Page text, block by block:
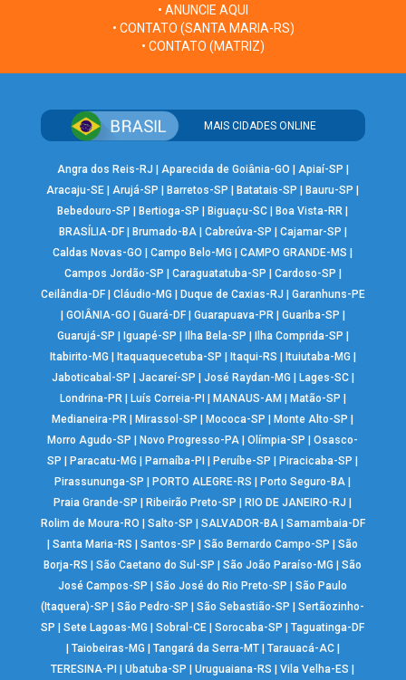
• ANUNCIE AQUI
• CONTATO (SANTA MARIA-RS)
• CONTATO (MATRIZ)
MAIS CIDADES ONLINE
Angra dos Reis-RJ Aparecida de Goiânia-GO Apiaí-SP
Aracaju-SE |Arujá-SP Barretos-SP Batatais-SP Bauru-SP
Bebedouro-SP
Bertioga-SP Biguaçu-SC Boa Vista-RR
BRASÍLIA-DF| Brumado-BA| Cabreúva-SP Cajamar-SP
Caldas Novas-GO
|Campo Belo-MG |CAMPO GRANDE-MS
Campos Jordão-SP
Caraguatatuba-SP Cardoso-SP
Ceilândia-DF| Cláudio-MG Duque de Caxias-RJ
Garanhuns-PE
GOIÂNIA-GO Guará-DF| Guarapuava-PR| Guariba-SP
Guarujá-SP
Iguapé-SP Ilha Bela-SP Ilha Comprida-SP
Itabirito-MG
Itaquaquecetuba-SP Itaqui-RS Ituiutaba-MG
Jaboticabal-SP
Jacareí-SP José Raydan-MG Lages-SC|
Londrina-PR| Luís Correia-PI MANAUS-AM Matão-SP
Medianeira-PR
Mirassol-SP Mococa-SP Monte Alto-SP
Morro Agudo-SP
Novo Progresso-PA |Olímpia-SP |Osasco-
SP
Paracatu-MG Parnaíba-PI Peruíbe-SP Piracicaba-SP
Pirassununga-SP
PORTO ALEGRE-RS Porto Seguro-BA
Praia Grande-SP
Ribeirão Preto-SP RIO DE JANEIRO-RJ
Rolim de Moura-RO
Salto-SP SALVADOR-BA| Samambaia-DF
|Santa Maria-RS |Santos-SP |São Bernardo Campo-SP |São
Borja-RS
|São Caetano do Sul-SP |São João Paraíso-MG |São
José Campos-SP
|São José do Rio Preto-SP |São Paulo
(Itaquera)-SP
|São Pedro-SP |São Sebastião-SP |Sertãozinho-
SP
|Sete Lagoas-MG |Sobral-CE |Sorocaba-SP |Taguatinga-DF
Taiobeiras-MG Tangará da Serra-MT| Tarauacá-AC|
TERESINA-PI
|Ubatuba-SP |Uruguaiana-RS |Vila Velha-ES